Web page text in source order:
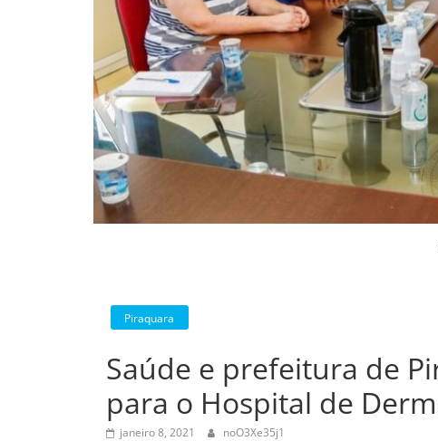
Piraquara
Saúde e prefeitura de
para o Hospital de
janeiro 8, 2021 noO3Xe35j1